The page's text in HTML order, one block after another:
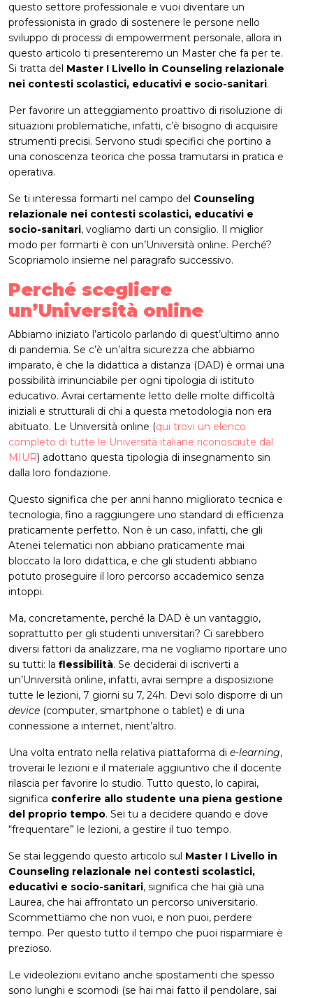
questo settore professionale e vuoi diventare un
professionista in grado di sostenere le persone nello
sviluppo di processi di empowerment personale, allora in
questo articolo ti presenteremo un Master che fa per te.
Si tratta del Master I Livello in Counseling relazionale
nei contesti scolastici, educativi e socio-sanitari.
Per favorire un atteggiamento proattivo di risoluzione di
situazioni problematiche, infatti, c’è bisogno di acquisire
strumenti precisi. Servono studi specifici che portino a
una conoscenza teorica che possa tramutarsi in pratica e
operativa.
Se ti interessa formarti nel campo del Counseling
relazionale nei contesti scolastici, educativi e
socio-sanitari, vogliamo darti un consiglio. Il miglior
modo per formarti è con un’Università online. Perché?
Scopriamolo insieme nel paragrafo successivo.
Perché scegliere
un’Università online
Abbiamo iniziato l’articolo parlando di quest’ultimo anno
di pandemia. Se c’è un’altra sicurezza che abbiamo
imparato, è che la didattica a distanza (DAD) è ormai una
possibilità irrinunciabile per ogni tipologia di istituto
educativo. Avrai certamente letto delle molte difficoltà
iniziali e strutturali di chi a questa metodologia non era
abituato. Le Università online (qui trovi un elenco
completo di tutte le Università italiane riconosciute dal
MIUR) adottano questa tipologia di insegnamento sin
dalla loro fondazione.
Questo significa che per anni hanno migliorato tecnica e
tecnologia, fino a raggiungere uno standard di efficienza
praticamente perfetto. Non è un caso, infatti, che gli
Atenei telematici non abbiano praticamente mai
bloccato la loro didattica, e che gli studenti abbiano
potuto proseguire il loro percorso accademico senza
intoppi.
Ma, concretamente, perché la DAD è un vantaggio,
soprattutto per gli studenti universitari? Ci sarebbero
diversi fattori da analizzare, ma ne vogliamo riportare uno
su tutti: la flessibilità. Se deciderai di iscriverti a
un’Università online, infatti, avrai sempre a disposizione
tutte le lezioni, 7 giorni su 7, 24h. Devi solo disporre di un
device (computer, smartphone o tablet) e di una
connessione a internet, nient’altro.
Una volta entrato nella relativa piattaforma di e-learning,
troverai le lezioni e il materiale aggiuntivo che il docente
rilascia per favorire lo studio. Tutto questo, lo capirai,
significa conferire allo studente una piena gestione
del proprio tempo. Sei tu a decidere quando e dove
“frequentare” le lezioni, a gestire il tuo tempo.
Se stai leggendo questo articolo sul Master I Livello in
Counseling relazionale nei contesti scolastici,
educativi e socio-sanitari, significa che hai già una
Laurea, che hai affrontato un percorso universitario.
Scommettiamo che non vuoi, e non puoi, perdere
tempo. Per questo tutto il tempo che puoi risparmiare è
prezioso.
Le videolezioni evitano anche spostamenti che spesso
sono lunghi e scomodi (se hai mai fatto il pendolare, sai